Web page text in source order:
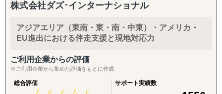
株式会社ダズ･インターナショナル
アジアエリア（東南・東・南・中東）・アメリカ・
EU進出における伴走支援と現地対応力
ご利用企業からの評価
※ご利用企業から集めた評価をもとに作成
総合評価 サポート実績数